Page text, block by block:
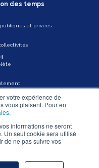
votre expérience de
vous plaisent. Pour en
.
informations ne seront
Un seul cookie sera utilisé
de ne pas suivre vos
des temps
publiques et privées